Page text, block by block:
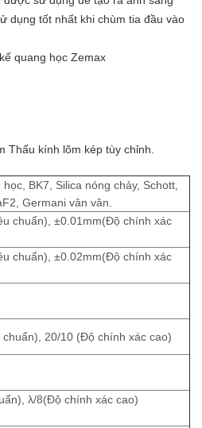
dụng tốt nhất khi chùm tia đầu vào
quang học Zemax
Thấu kính lõm kép tùy chỉnh.
BK7, Silica nóng chảy, Schott,
Germani vân vân.
chuẩn), ±0.01mm(Độ chính xác
chuẩn), ±0.02mm(Độ chính xác
chuẩn), 20/10 (Độ chính xác cao)
λ/8(Độ chính xác cao)